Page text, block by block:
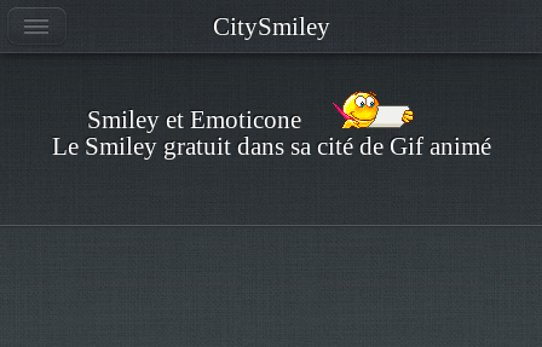
Smiley et Emoticone
Le Smiley gratuit dans sa cité de Gif animé
CitySmiley